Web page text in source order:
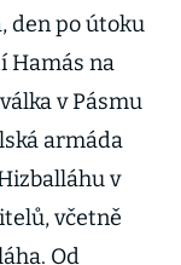
den po útoku
Hamás na
v Pásmu
armáda
v
včetně
Od